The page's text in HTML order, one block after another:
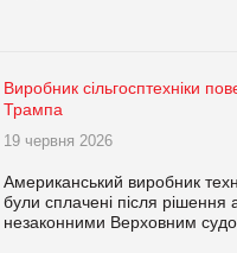
Виробник сільгосптехніки
Трампа
19 червня 2026
Американський виробник
були сплачені після рішення
незаконними Верховним